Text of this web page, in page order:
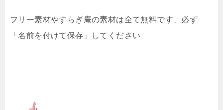
フリー素材やすらぎ庵の素材は全て無料です、必ず
「名前を付けて保存」してください